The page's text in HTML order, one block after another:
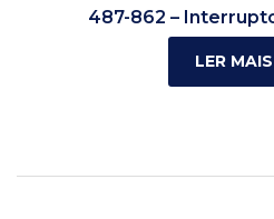
487-862 –
LER MAIS